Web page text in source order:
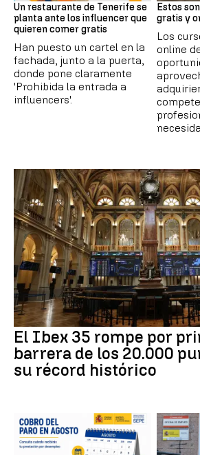
Un restaurante de Tenerife se
planta ante los influencer que
quieren comer gratis
Han puesto un cartel en la
fachada, junto a la puerta,
donde pone claramente
'Prohibida la entrada a
influencers'.
Estos
gratis y
Los
online
El Ibex 35 rompe por
barrera de los 20.000
su récord histórico